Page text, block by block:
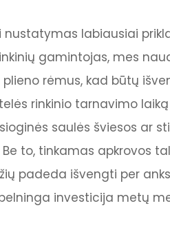
nustatymas labiausiai
gamintojas, mes
rėmus, kad būtų
rinkinio tarnavimo
saulės šviesos ar
to, tinkamas apkrovos
padeda išvengti per
investicija metų